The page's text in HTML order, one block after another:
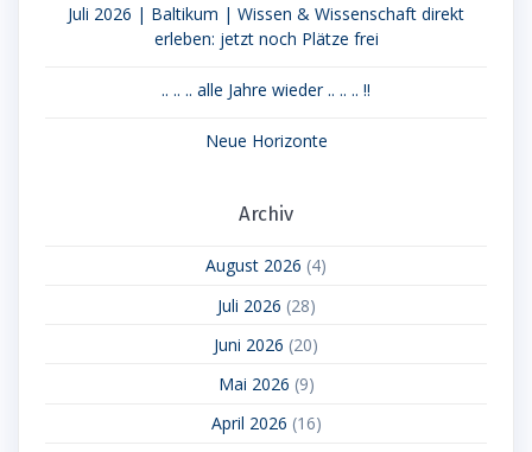
Juli 2026 | Baltikum | Wissen & Wissenschaft direkt
erleben: jetzt noch Plätze frei
.. .. .. alle Jahre wieder .. .. .. !!
Neue Horizonte
Archiv
August 2026 (4)
Juli 2026 (28)
Juni 2026 (20)
Mai 2026 (9)
April 2026 (16)